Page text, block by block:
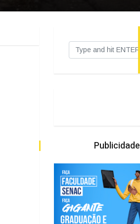
Publicidade